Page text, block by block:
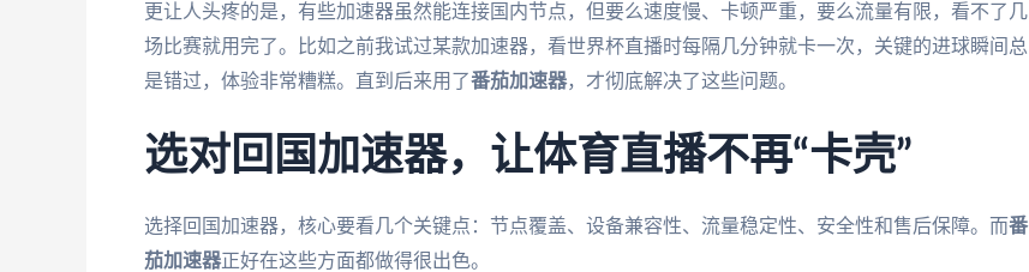
更让人头疼的是，有些加速器虽然能连接国内节点，但要么速度慢、卡顿严重，要么流量有限，看不了几
场比赛就用完了。比如之前我试过某款加速器，看世界杯直播时每隔几分钟就卡一次，关键的进球瞬间总
是错过，体验非常糟糕。直到后来用了番茄加速器，才彻底解决了这些问题。
选对回国加速器，让体育直播不再“卡壳”
选择回国加速器，核心要看几个关键点：节点覆盖、设备兼容性、流量稳定性、安全性和售后保障。而番
茄加速器正好在这些方面都做得很出色。